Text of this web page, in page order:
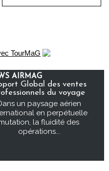
AIRMAG
Global des ventes
du voyage
un paysage aérien
en perpétuelle
la fluidité des
opérations...